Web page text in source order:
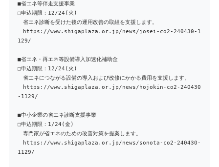
■省エネ等伴走支援事業
□申込期限：12/24(火)
省エネ診断を受けた後の運用改善の取組を支援します。
https://www.shigaplaza.or.jp/news/josei-co2-240430-1
129/
■省エネ・再エネ等設備導入加速化補助金
□申込期限：12/24(火)
省エネにつながる設備の導入および改修にかかる費用を支援します。
https://www.shigaplaza.or.jp/news/hojokin-co2-240430
-1129/
■中小企業の省エネ診断支援事業
□申込期限：1/24(金)
専門家が省エネのための改善対策を提案します。
https://www.shigaplaza.or.jp/news/sonota-co2-240430-
1129/